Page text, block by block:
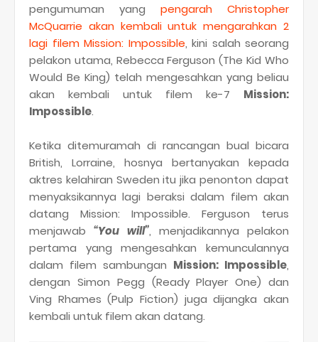
pengumuman yang pengarah Christopher
McQuarrie akan kembali untuk mengarahkan 2
lagi filem Mission: Impossible, kini salah seorang
pelakon utama, Rebecca Ferguson (The Kid Who
Would Be King) telah mengesahkan yang beliau
akan kembali untuk filem ke-7 Mission:
Impossible.
Ketika ditemuramah di rancangan bual bicara
British, Lorraine, hosnya bertanyakan kepada
aktres kelahiran Sweden itu jika penonton dapat
menyaksikannya lagi beraksi dalam filem akan
datang Mission: Impossible. Ferguson terus
menjawab“You will”, menjadikannya pelakon
pertama yang mengesahkan kemunculannya
dalam filem sambungan Mission: Impossible,
dengan Simon Pegg (Ready Player One) dan
Ving Rhames (Pulp Fiction) juga dijangka akan
kembali untuk filem akan datang.